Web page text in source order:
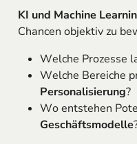
KI und Machine
Chancen objektiv zu
Welche Prozesse
Welche Bereiche
Personalisierung?
Wo entstehen
Geschäftsmodelle